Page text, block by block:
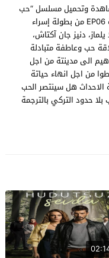
6 مترجمة مشاهدة وتحميل مسلسل “حب
بلا حدود” Hudutsuz Sevda حلقة 6 كاملة EP06 من بطولة إسراء
دنیز جان آکتاش،
حب وعاطفة متبادلة
الى مدينتة من اجل
من اجل انهاء حياتة
الاحداث هل سينتصر الحب
6 من مسلسل حب بلا حدود التركي بالترجمة